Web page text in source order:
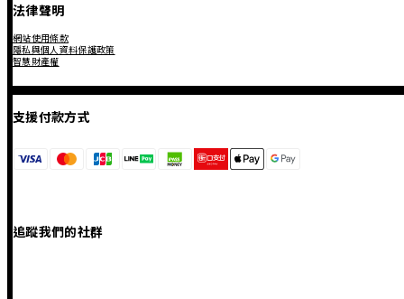
法律聲明
網站使用條款
隱私與個人資料保護政策
智慧財產權
支援付款方式
追蹤我們的社群